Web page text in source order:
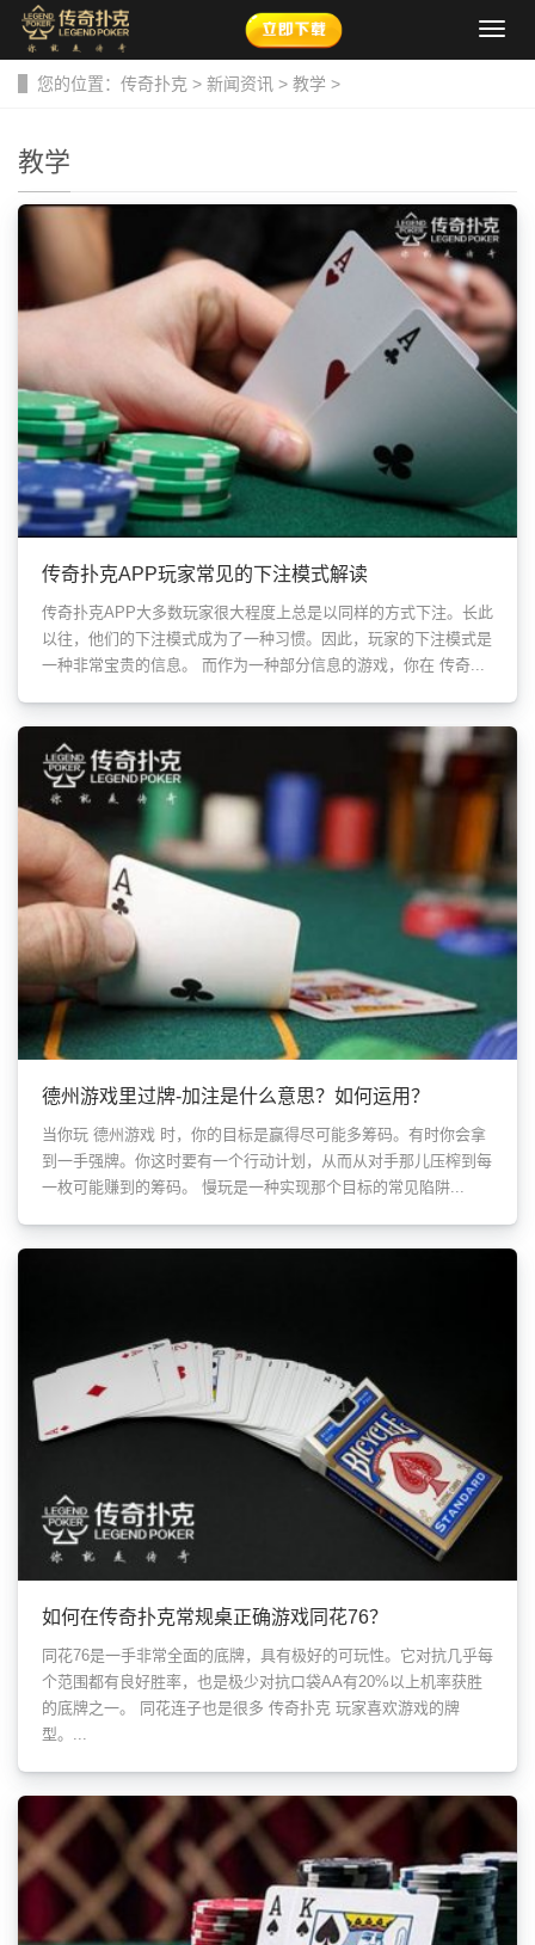
导
您的位置： 传奇扑克 > 新闻资讯 > 教学 >
教学
传奇扑克APP玩家常见的下注模式解读
传奇扑克APP大多数玩家很大程度上总是以同样的方式下注。长此
以往，他们的下注模式成为了一种习惯。因此，玩家的下注模式是
一种非常宝贵的信息。 而作为一种部分信息的游戏，你在 传奇...
德州游戏里过牌-加注是什么意思？如何运用？
当你玩 德州游戏 时，你的目标是赢得尽可能多筹码。有时你会拿
到一手强牌。你这时要有一个行动计划，从而从对手那儿压榨到每
一枚可能赚到的筹码。 慢玩是一种实现那个目标的常见陷阱...
如何在传奇扑克常规桌正确游戏同花76？
同花76是一手非常全面的底牌，具有极好的可玩性。它对抗几乎每
个范围都有良好胜率，也是极少对抗口袋AA有20%以上机率获胜
的底牌之一。 同花连子也是很多 传奇扑克 玩家喜欢游戏的牌
型。...